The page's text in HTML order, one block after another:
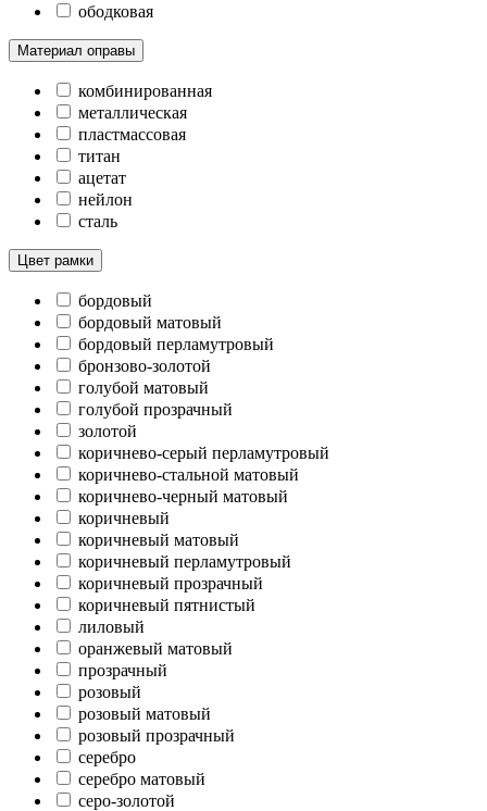
ободковая
Материал оправы
комбинированная
металлическая
пластмассовая
титан
ацетат
нейлон
сталь
Цвет рамки
бордовый
бордовый матовый
бордовый перламутровый
бронзово-золотой
голубой матовый
голубой прозрачный
золотой
коричнево-серый перламутровый
коричнево-стальной матовый
коричнево-черный матовый
коричневый
коричневый матовый
коричневый перламутровый
коричневый прозрачный
коричневый пятнистый
лиловый
оранжевый матовый
прозрачный
розовый
розовый матовый
розовый прозрачный
серебро
серебро матовый
серо-золотой